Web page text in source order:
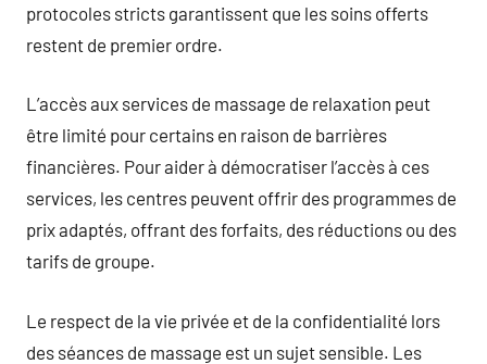
protocoles stricts garantissent que les soins offerts
restent de premier ordre.
L’accès aux services de massage de relaxation peut
être limité pour certains en raison de barrières
financières. Pour aider à démocratiser l’accès à ces
services, les centres peuvent offrir des programmes de
prix adaptés, offrant des forfaits, des réductions ou des
tarifs de groupe.
Le respect de la vie privée et de la confidentialité lors
des séances de massage est un sujet sensible. Les